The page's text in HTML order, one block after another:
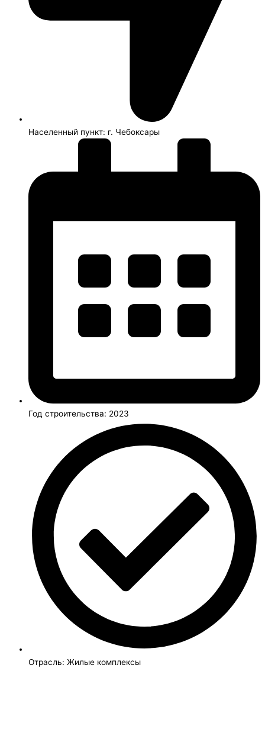
Населенный пункт: г. Чебоксары
Год строительства: 2023
Отрасль: Жилые комплексы